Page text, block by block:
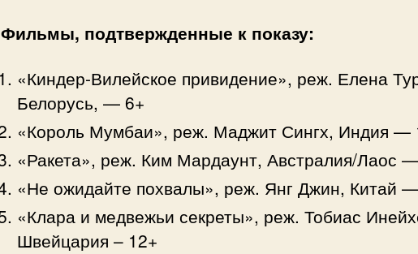
Фильмы, подтвержденные к показу:
«Киндер-Вилейское привидение», реж. Елена
Белорусь, — 6+
«Король Мумбаи», реж. Маджит Сингх, Индия —
«Ракета», реж. Ким Мардаунт, Австралия/Лаос
«Не ожидайте похвалы», реж. Янг Джин, Китай
«Клара и медвежьи секреты», реж. Тобиас
Швейцария – 12+